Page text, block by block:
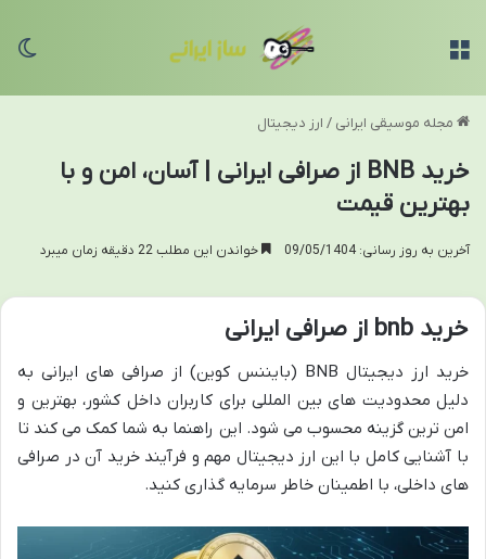
مجله موسیقی ایرانی / ارز دیجیتال
خرید BNB از صرافی ایرانی | آسان، امن و با
بهترین قیمت
آخرین به روز رسانی: 09/05/1404 خواندن این مطلب 22 دقیقه زمان میبرد
خرید bnb از صرافی ایرانی
خرید ارز دیجیتال BNB (بایننس کوین) از صرافی های ایرانی به
دلیل محدودیت های بین المللی برای کاربران داخل کشور، بهترین و
امن ترین گزینه محسوب می شود. این راهنما به شما کمک می کند تا
با آشنایی کامل با این ارز دیجیتال مهم و فرآیند خرید آن در صرافی
های داخلی، با اطمینان خاطر سرمایه گذاری کنید.